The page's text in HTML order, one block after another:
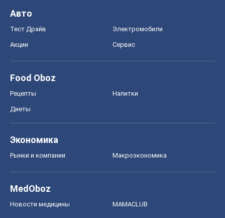
Авто
Тест Драйв Электромобили
Акции Сервис
Food Oboz
Рецепты Напитки
Диеты
Экономика
Рынки и компании Mакроэкономика
MedOboz
Новости медицины MAMACLUB